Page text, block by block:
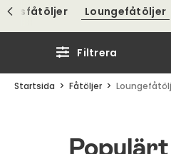
Loungefåtöljer
Filtrera
Startsida Fåtöljer